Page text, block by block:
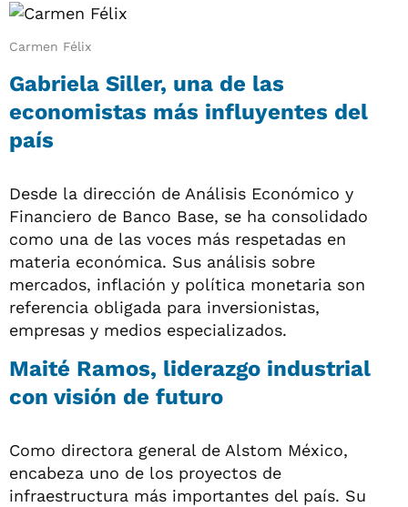
Carmen Félix
Gabriela Siller, una de las
economistas más influyentes del
país
Desde la dirección de Análisis Económico y
Financiero de Banco Base, se ha consolidado
como una de las voces más respetadas en
materia económica. Sus análisis sobre
mercados, inflación y política monetaria son
referencia obligada para inversionistas,
empresas y medios especializados.
Maité Ramos, liderazgo industrial
con visión de futuro
Como directora general de Alstom México,
encabeza uno de los proyectos de
infraestructura más importantes del país. Su